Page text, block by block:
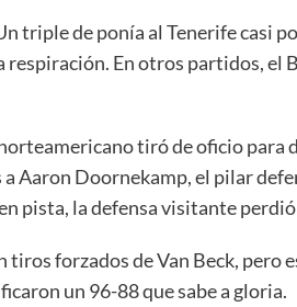
triple de ponía al Tenerife casi
En otros partidos, el
tiró de oficio para
Aaron Doornekamp, el pilar
pista, la defensa visitante
forzados de Van Beck, pero
un 96-88 que sabe a gloria.